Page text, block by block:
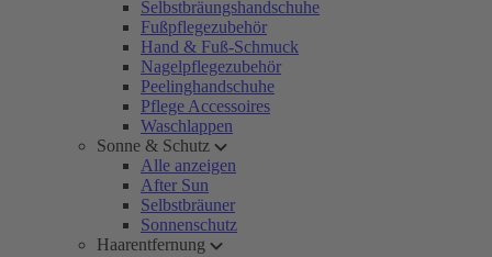
Selbstbräungshandschuhe
Fußpflegezubehör
Hand & Fuß-Schmuck
Nagelpflegezubehör
Peelinghandschuhe
Pflege Accessoires
Waschlappen
Sonne & Schutz
Alle anzeigen
After Sun
Selbstbräuner
Sonnenschutz
Haarentfernung